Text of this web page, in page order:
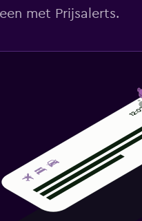
met Prijsalerts.